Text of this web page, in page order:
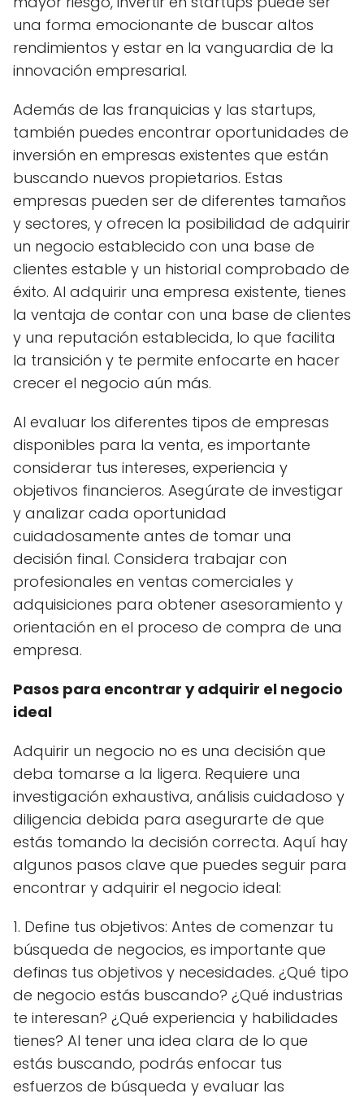
una forma emocionante de buscar altos
rendimientos y estar en la vanguardia de la
innovación empresarial.
Además de las franquicias y las startups,
también puedes encontrar oportunidades de
inversión en empresas existentes que están
buscando nuevos propietarios. Estas
empresas pueden ser de diferentes tamaños
y sectores, y ofrecen la posibilidad de adquirir
un negocio establecido con una base de
clientes estable y un historial comprobado de
éxito. Al adquirir una empresa existente, tienes
la ventaja de contar con una base de clientes
y una reputación establecida, lo que facilita
la transición y te permite enfocarte en hacer
crecer el negocio aún más.
Al evaluar los diferentes tipos de empresas
disponibles para la venta, es importante
considerar tus intereses, experiencia y
objetivos financieros. Asegúrate de investigar
y analizar cada oportunidad
cuidadosamente antes de tomar una
decisión final. Considera trabajar con
profesionales en ventas comerciales y
adquisiciones para obtener asesoramiento y
orientación en el proceso de compra de una
empresa.
Pasos para encontrar y adquirir el negocio
ideal
Adquirir un negocio no es una decisión que
deba tomarse a la ligera. Requiere una
investigación exhaustiva, análisis cuidadoso y
diligencia debida para asegurarte de que
estás tomando la decisión correcta. Aquí hay
algunos pasos clave que puedes seguir para
encontrar y adquirir el negocio ideal:
1. Define tus objetivos: Antes de comenzar tu
búsqueda de negocios, es importante que
definas tus objetivos y necesidades. ¿Qué tipo
de negocio estás buscando? ¿Qué industrias
te interesan? ¿Qué experiencia y habilidades
tienes? Al tener una idea clara de lo que
estás buscando, podrás enfocar tus
esfuerzos de búsqueda y evaluar las